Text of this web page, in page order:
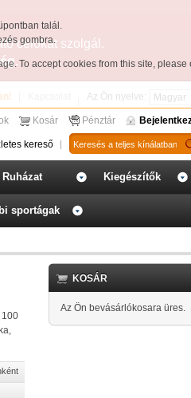
talál.
gombra.
. To accept cookies from this site,
célokat szolgál.
Az Ön nyelve:
Kosár Pénztár
kereső
Ruházat Kiegészítők
sportágak
KOSÁR
Az Ön bevásárlókosara üres.